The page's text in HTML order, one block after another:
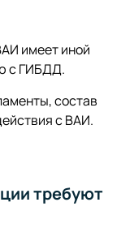
имеет иной
с ГИБДД.
состав
с ВАИ.
требуют